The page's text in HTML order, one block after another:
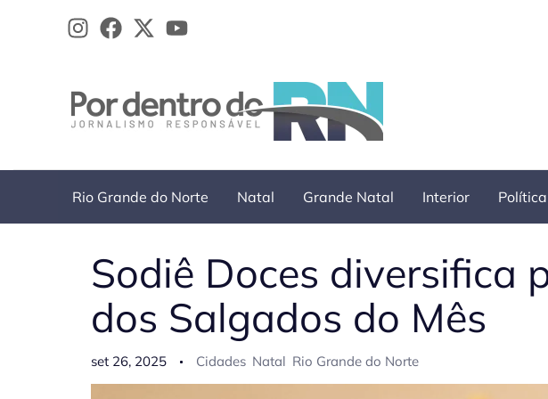
Rio Grande do Norte Natal Grande Natal Interior Política
Sodiê Doces diversifica
dos Salgados do Mês
set 26, 2025 Cidades Natal Rio Grande do Norte